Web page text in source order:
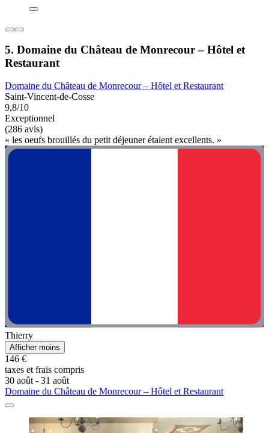
5. Domaine du Château de Monrecour – Hôtel et
Restaurant
Domaine du Château de Monrecour – Hôtel et Restaurant
Saint-Vincent-de-Cosse
9,8/10
Exceptionnel
(286 avis)
« les oeufs brouillés du petit déjeuner étaient excellents. »
Thierry
Afficher moins
146 €
taxes et frais compris
30 août - 31 août
Domaine du Château de Monrecour – Hôtel et Restaurant